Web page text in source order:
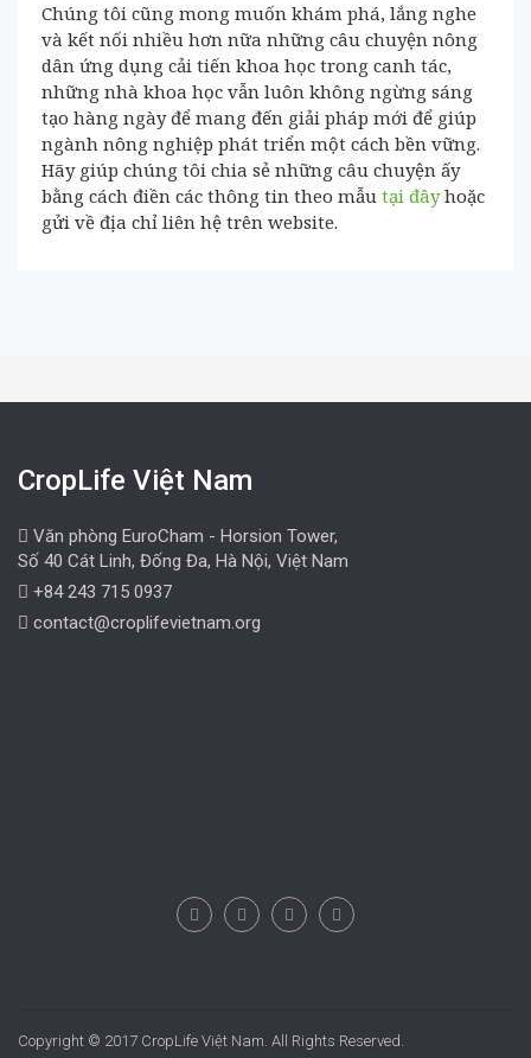
Chúng tôi cũng mong muốn khám phá, lắng nghe
và kết nối nhiều hơn nữa những câu chuyện nông
dân ứng dụng cải tiến khoa học trong canh tác,
những nhà khoa học vẫn luôn không ngừng sáng
tạo hàng ngày để mang đến giải pháp mới để giúp
ngành nông nghiệp phát triển một cách bền vững.
Hãy giúp chúng tôi chia sẻ những câu chuyện ấy
bằng cách điền các thông tin theo mẫu tại đâyhoặc
gửi về địa chỉ liên hệ trên website.
CropLife Việt Nam
Văn phòng EuroCham - Horsion Tower,
Số 40 Cát Linh, Đống Đa, Hà Nội, Việt Nam
+84 243 715 0937
contact@croplifevietnam.org
Copyright © 2017 CropLife Việt Nam. All Rights Reserved.